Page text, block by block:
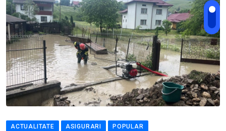
ACTUALITATE ASIGURARI POPULAR